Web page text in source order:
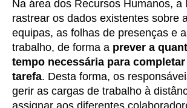
Na área dos Recursos Humanos, a
rastrear os dados existentes sobre
equipas, as folhas de presenças e
trabalho, de forma a prever a
tempo necessária para
tarefa. Desta forma, os
gerir as cargas de trabalho à